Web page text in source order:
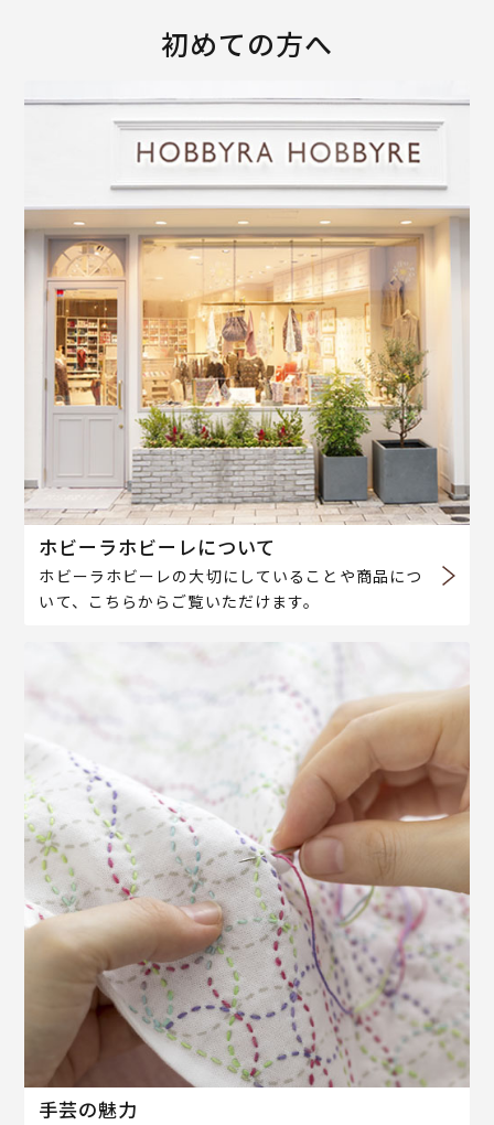
初めての方へ
ホビーラホビーレについて
ホビーラホビーレの大切にしていることや商品につ
いて、こちらからご覧いただけます。
手芸の魅力